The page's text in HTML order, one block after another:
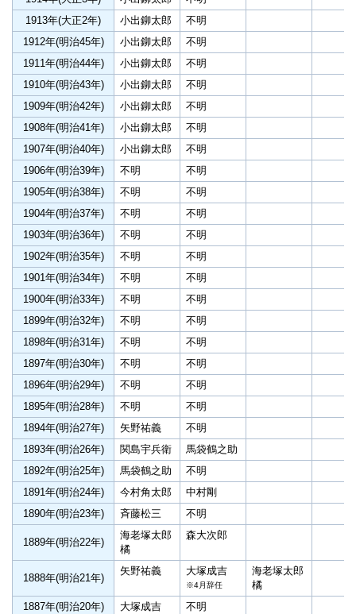
1913年(大正2年)
小出鉚太郎
不明
1912年(明治45年)
小出鉚太郎
不明
1911年(明治44年)
小出鉚太郎
不明
1910年(明治43年)
小出鉚太郎
不明
1909年(明治42年)
小出鉚太郎
不明
1908年(明治41年)
小出鉚太郎
不明
1907年(明治40年)
小出鉚太郎
不明
1906年(明治39年)
不明
不明
1905年(明治38年)
不明
不明
1904年(明治37年)
不明
不明
1903年(明治36年)
不明
不明
1902年(明治35年)
不明
不明
1901年(明治34年)
不明
不明
1900年(明治33年)
不明
不明
1899年(明治32年)
不明
不明
1898年(明治31年)
不明
不明
1897年(明治30年)
不明
不明
1896年(明治29年)
不明
不明
1895年(明治28年)
不明
不明
1894年(明治27年)
矢野祐義
不明
1893年(明治26年)
関島宇兵衛
馬袋鶴之助
1892年(明治25年)
馬袋鶴之助
不明
1891年(明治24年)
今村角太郎
中村剛
1890年(明治23年)
斉藤松三 不明
1889年(明治22年)
海老塚太郎
橘
森大次郎
1888年(明治21年)
矢野祐義 大塚成吉
※4月辞任
海老塚太郎
橘
1887年(明治20年)
大塚成吉
不明